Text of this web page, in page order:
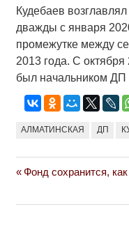
Кудебаев
дважды с января
промежутке между
2013 года. С октября
был начальником
АЛМАТИНСКАЯ ДП
Навигация
по
Previous
Фонд сохранится,